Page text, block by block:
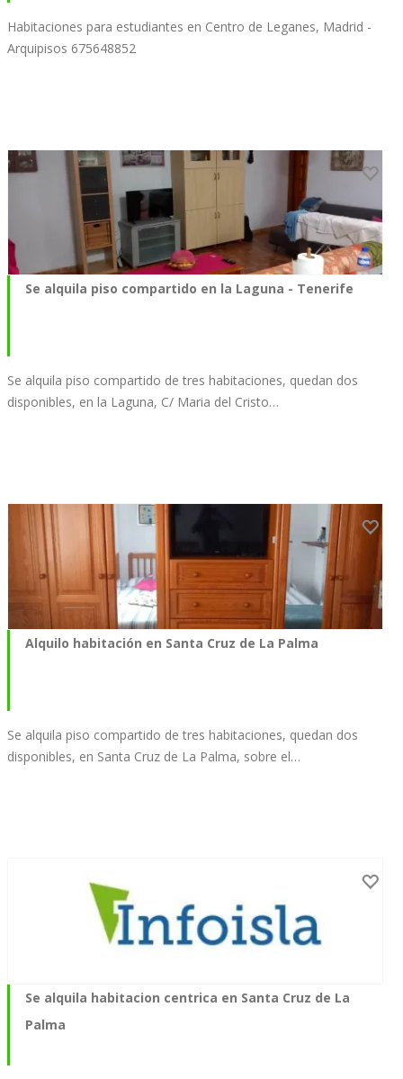
Habitaciones para estudiantes en Centro de Leganes, Madrid -
Arquipisos 675648852
Se alquila piso compartido en la Laguna - Tenerife
Se alquila piso compartido de tres habitaciones, quedan dos
disponibles, en la Laguna, C/ Maria del Cristo…
Alquilo habitación en Santa Cruz de La Palma
Se alquila piso compartido de tres habitaciones, quedan dos
disponibles, en Santa Cruz de La Palma, sobre el…
Se alquila habitacion centrica en Santa Cruz de La
Palma